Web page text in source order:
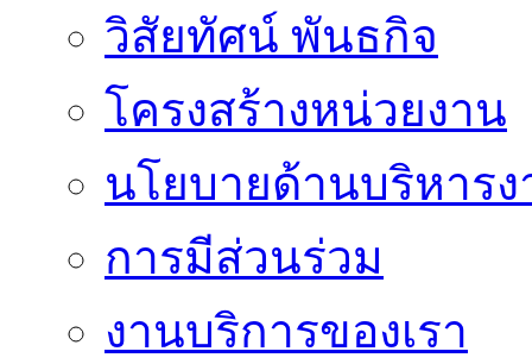
วิสัยทัศน์ พันธกิจ
โครงสร้างหน่วยงาน
นโยบายด้านบริหาร
การมีส่วนร่วม
งานบริการของเรา